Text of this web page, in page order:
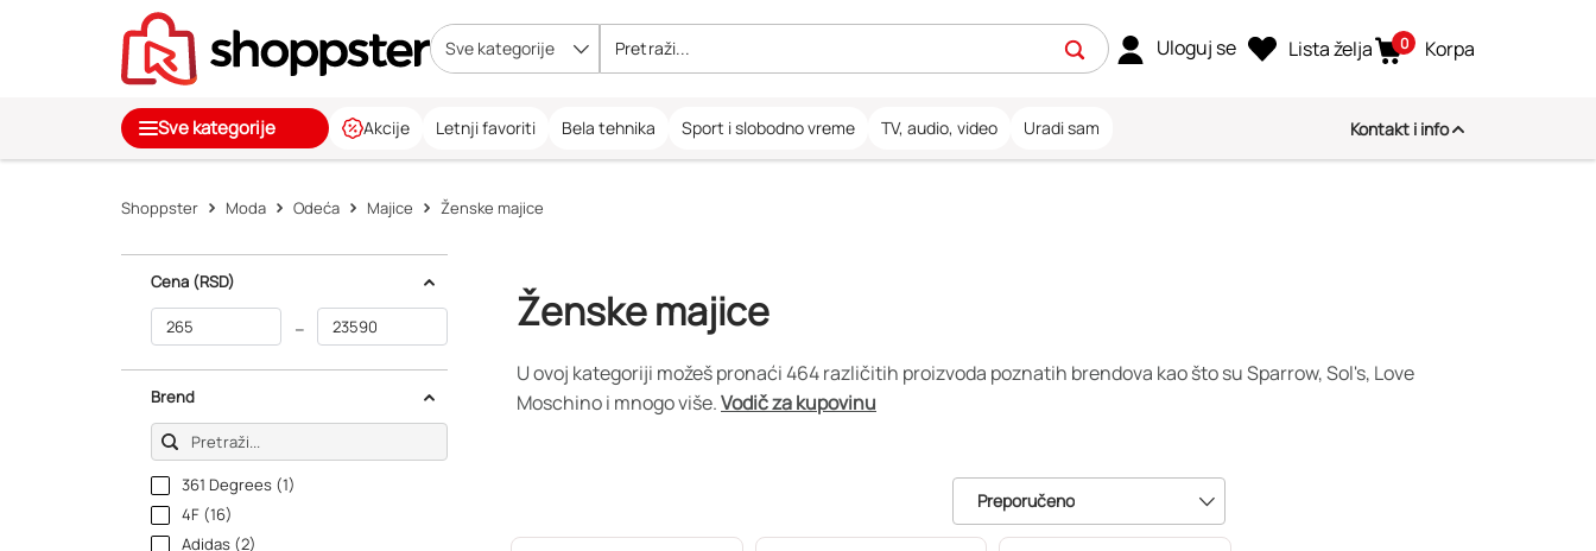
Sve kategorije Uloguj se Lista želja 0 Korpa
Sve kategorije Akcije Letnji favoriti Bela tehnika Sport i slobodno vreme TV, audio, video Uradi sam Kontakt i info
Shoppster Moda Odeća Majice Ženske majice
Cena (RSD)
–
Brend
361 Degrees (1)
4F (16)
Adidas (2)
Ženske majice
U ovoj kategoriji možeš pronaći 464 različitih proizvoda poznatih brendova kao što su Sparrow, Sol's, Love
Moschino i mnogo više.Vodič za kupovinu
Preporučeno